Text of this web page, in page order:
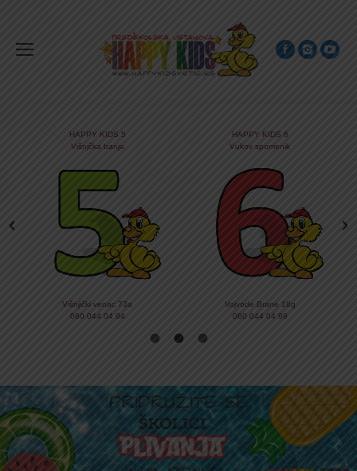
HAPPY KIDS 5
Višnjčka banja
Višnjički venac 73a
060 044 04 94
HAPPY KIDS 6
Vukov spomenik
Vojvode Brane 18g
060 044 04 99